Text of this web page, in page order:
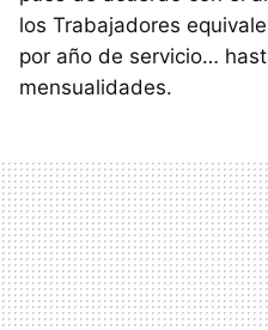
los Trabajadores
por año de servicio…
mensualidades.